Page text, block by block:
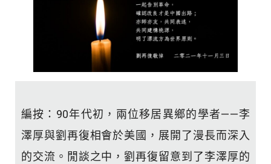
編按：90年代初，兩位移居異鄉的學者——李
澤厚與劉再復相會於美國，展開了漫長而深入
的交流。閒談之中，劉再復留意到了李澤厚的